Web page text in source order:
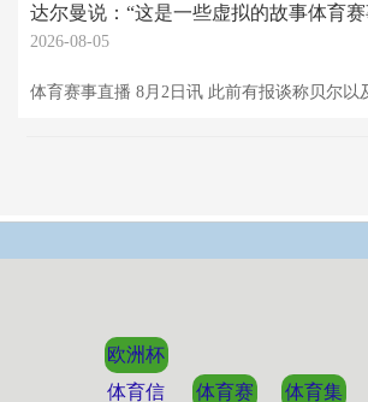
达尔曼说：“这是一些虚拟的故事体育
2026-08-05
欧洲杯
体育信
体育赛 体育集